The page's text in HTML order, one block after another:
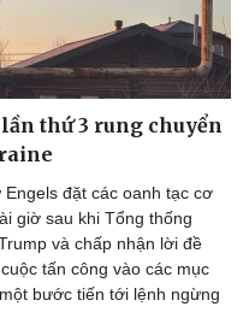
thứ 3 rung chuyển
đặt các oanh tạc cơ
giờ sau khi Tổng thống
và chấp nhận lời đề
tấn công vào các mục
bước tiến tới lệnh ngừng